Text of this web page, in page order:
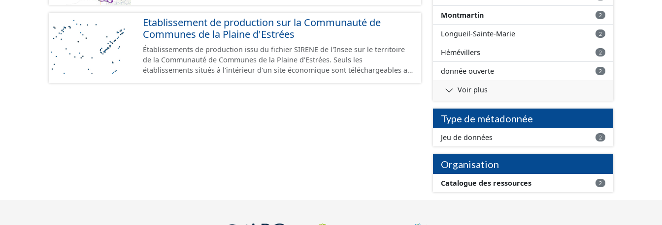
Etablissement de production sur la Communauté de
Communes de la Plaine d'Estrées
Établissements de production issu du fichier SIRENE de l'Insee sur le territoire
de la Communauté de Communes de la Plaine d'Estrées. Seuls les
établissements situés à l'intérieur d'un site économique sont téléchargeables au
Montmartin 2
Longueil-Sainte-Marie 2
Hémévillers 2
donnée ouverte 2
Voir plus
Type de métadonnée
Jeu de données 2
Organisation
Catalogue des ressources 2